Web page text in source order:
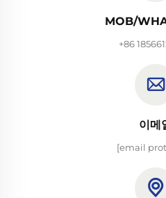
MOB/
+86
이메
[email